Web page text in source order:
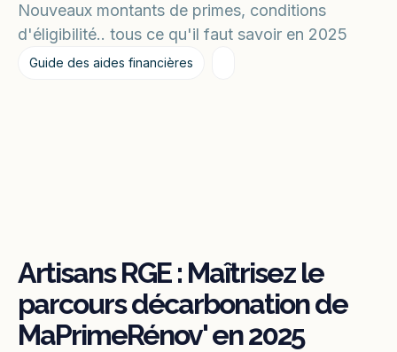
Nouveaux montants de primes, conditions
d'éligibilité.. tous ce qu'il faut savoir en 2025
Guide des aides financières
Artisans RGE : Maîtrisez le
parcours décarbonation de
MaPrimeRénov' en 2025